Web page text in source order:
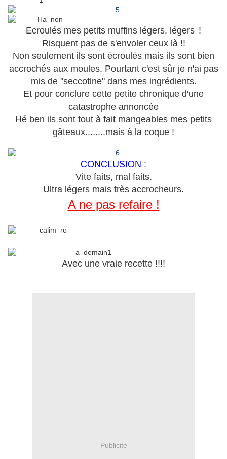
Ecroulés mes petits muffins légers, légers !
Risquent pas de s'envoler ceux là !!
Non seulement ils sont écroulés mais ils sont bien
accrochés aux moules. Pourtant c'est sûr je n'ai pas
mis de "seccotine" dans mes ingrédients.
Et pour conclure cette petite chronique d'une
catastrophe annoncée
Hé ben ils sont tout à fait mangeables mes petits
gâteaux........mais à la coque !
CONCLUSION :
Vite faits, mal faits.
Ultra légers mais très accrocheurs.
A ne pas refaire !
Avec une vraie recette !!!!
Publicité